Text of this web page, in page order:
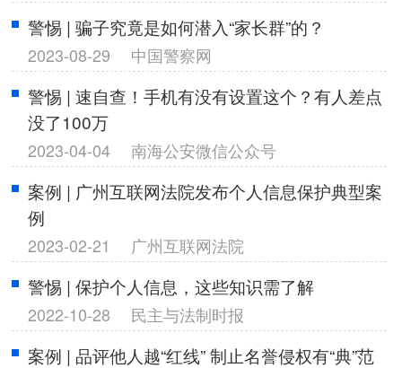
警惕 | 骗子究竟是如何潜入“家长群”的？
2023-08-29 中国警察网
警惕 | 速自查！手机有没有设置这个？有人差点
没了100万
2023-04-04 南海公安微信公众号
案例 | 广州互联网法院发布个人信息保护典型案
例
2023-02-21 广州互联网法院
警惕 | 保护个人信息，这些知识需了解
2022-10-28 民主与法制时报
案例 | 品评他人越“红线” 制止名誉侵权有“典”范